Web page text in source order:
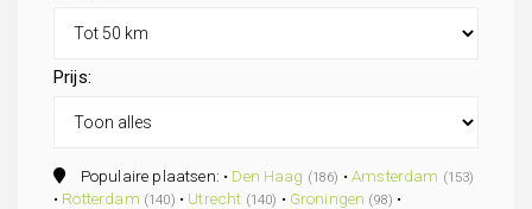
Prijs:
Populaire plaatsen: • Den Haag (186) •Amsterdam (153)
• Rotterdam (140) • Utrecht (140) • Groningen (98) •